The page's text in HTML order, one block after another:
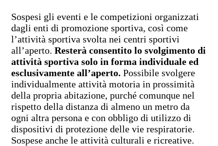
Sospesi gli eventi e le competizioni organizzati
dagli enti di promozione sportiva, così come
l’attività sportiva svolta nei centri sportivi
all’aperto. Resterà consentito lo svolgimento di
attività sportiva solo in forma individuale ed
esclusivamente all’aperto. Possibile svolgere
individualmente attività motoria in prossimità
della propria abitazione, purché comunque nel
rispetto della distanza di almeno un metro da
ogni altra persona e con obbligo di utilizzo di
dispositivi di protezione delle vie respiratorie.
Sospese anche le attività culturali e ricreative.